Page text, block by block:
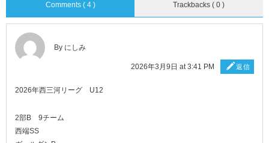
Comments ( 4 ) Trackbacks ( 0 )
By にしみ
2026年3月9日 at 3:41 PM 返信
2026年西三河リーグ U12
2部B 9チーム
西端SS